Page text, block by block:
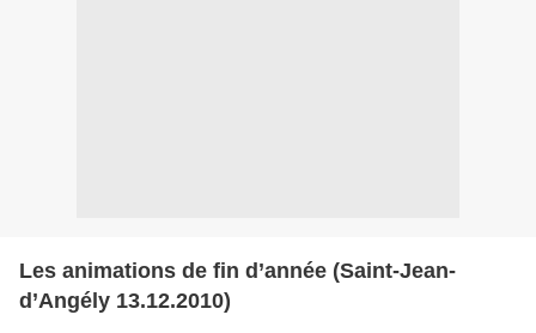
Les animations de fin d’année (Saint-Jean-
d’Angély 13.12.2010)